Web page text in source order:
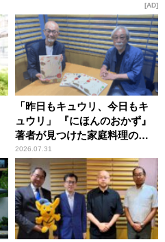
AD
「昨日もキュウリ、今日もキ
ュウリ」 『にほんのおかず』
著者が見つけた家庭料理の知
恵
2026.07.31